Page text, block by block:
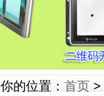
你的位置： 首页 >